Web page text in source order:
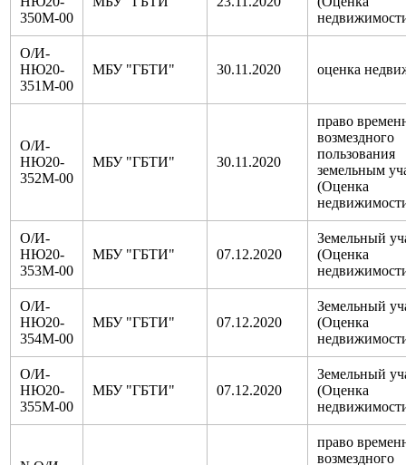
350М-00
О/И-
НЮ20-
351М-00
МБУ "ГБТИ" 30.11.2020 оценка
О/И-
НЮ20-
352М-00
МБУ "ГБТИ" 30.11.2020
право
возмездного
пользования
земельным
(Оценка
О/И-
НЮ20-
353М-00
МБУ "ГБТИ" 07.12.2020
Земельный
(Оценка
О/И-
НЮ20-
354М-00
МБУ "ГБТИ" 07.12.2020
Земельный
(Оценка
О/И-
НЮ20-
355М-00
МБУ "ГБТИ" 07.12.2020
Земельный
(Оценка
право
возмездного